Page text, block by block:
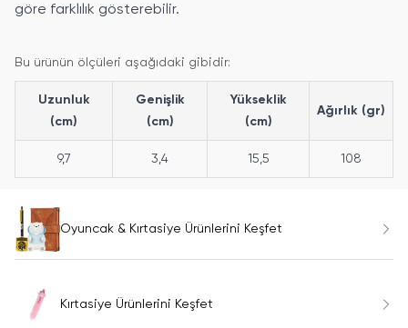
göre farklılık gösterebilir.
Bu ürünün ölçüleri aşağıdaki gibidir:
Uzunluk
(cm)
Genişlik
(cm)
Yükseklik
(cm)
Ağırlık (gr)
9,7 3,4 15,5 108
Oyuncak & Kırtasiye Ürünlerini Keşfet
Kırtasiye Ürünlerini Keşfet